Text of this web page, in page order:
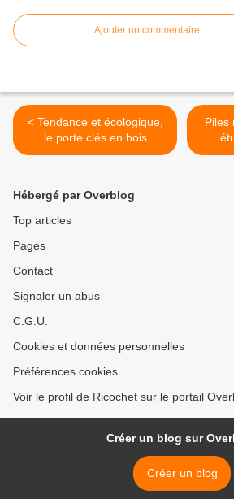
Ajouter un commentaire
< Tendance et écologique,
le porte clés en bois
publicitaire
Piles
Hébergé par Overblog
Top articles
Pages
Contact
Signaler un abus
C.G.U.
Cookies et données personnelles
Préférences cookies
Voir le profil de Ricochet sur le portail
Créer un blog sur
Créer un blog